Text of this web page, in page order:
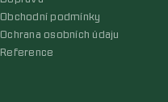
Obchodní podmínky
Ochrana osobních údaju
Reference